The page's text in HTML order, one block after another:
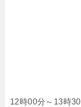
12時00分～13時30